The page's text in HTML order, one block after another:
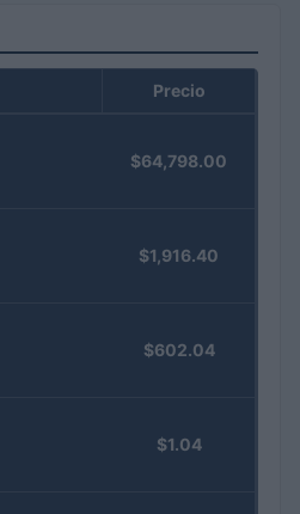
Precio
$64,798.00
$1,916.40
$602.04
$1.04